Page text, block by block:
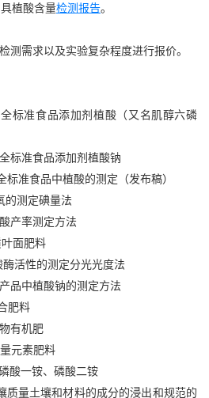
植酸含量检测报告。
测需求以及实验复杂程度进行报价。
标准食品添加剂植酸（又名肌醇六磷
标准食品添加剂植酸钠
准食品中植酸的测定（发布稿）
的测定碘量法
产率测定方法
面肥料
活性的测定分光光度法
品中植酸钠的测定方法
肥料
有机肥
元素肥料
酸一铵、磷酸二铵
量土壤和材料的成分的浸出和规范的